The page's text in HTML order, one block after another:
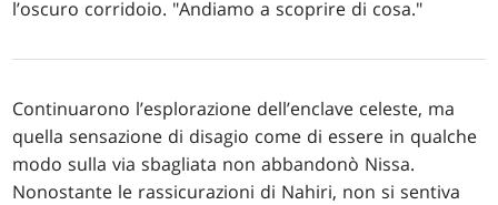
l’oscuro corridoio. "Andiamo a scoprire di cosa."
Continuarono l’esplorazione dell’enclave celeste, ma
quella sensazione di disagio come di essere in qualche
modo sulla via sbagliata non abbandonò Nissa.
Nonostante le rassicurazioni di Nahiri, non si sentiva